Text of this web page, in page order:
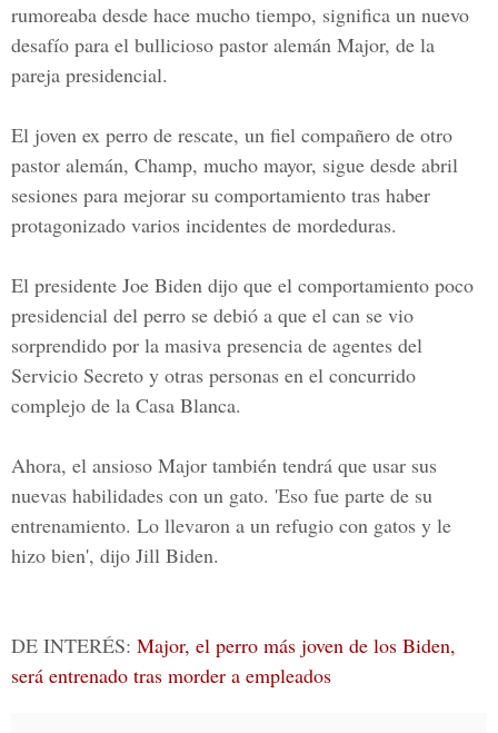
rumoreaba desde hace mucho tiempo, significa un nuevo
desafío para el bullicioso pastor alemán Major, de la
pareja presidencial.
El joven ex perro de rescate, un fiel compañero de otro
pastor alemán, Champ, mucho mayor, sigue desde abril
sesiones para mejorar su comportamiento tras haber
protagonizado varios incidentes de mordeduras.
El presidente Joe Biden dijo que el comportamiento poco
presidencial del perro se debió a que el can se vio
sorprendido por la masiva presencia de agentes del
Servicio Secreto y otras personas en el concurrido
complejo de la Casa Blanca.
Ahora, el ansioso Major también tendrá que usar sus
nuevas habilidades con un gato. 'Eso fue parte de su
entrenamiento. Lo llevaron a un refugio con gatos y le
hizo bien', dijo Jill Biden.
DE INTERÉS: Major, el perro más joven de los Biden,
será entrenado tras morder a empleados